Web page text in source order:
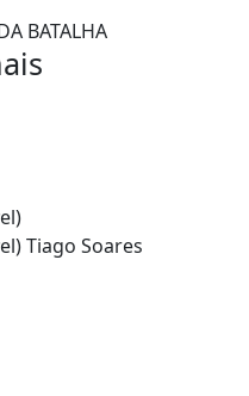
BATALHA
Tiago Soares